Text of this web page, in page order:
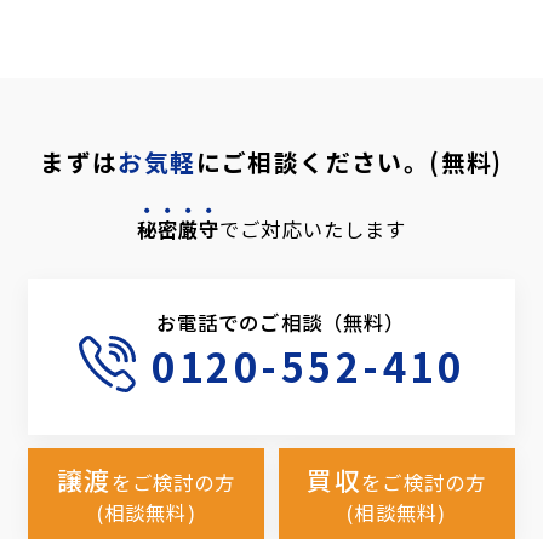
まずはお気軽にご相談ください。(無料)
秘密厳守でご対応いたします
お電話でのご相談（無料）
0120-552-410
譲渡をご検討の方
(相談無料)
買収をご検討の方
(相談無料)